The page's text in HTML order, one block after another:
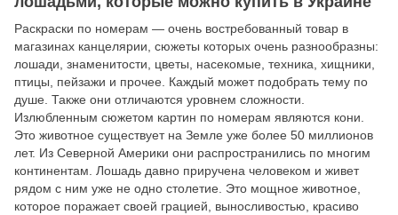
Раскраски по номерам — очень востребованный товар в
магазинах канцелярии, сюжеты которых очень разнообразны:
лошади, знаменитости, цветы, насекомые, техника, хищники,
птицы, пейзажи и прочее. Каждый может подобрать тему по
душе. Также они отличаются уровнем сложности.
Излюбленным сюжетом картин по номерам являются кони.
Это животное существует на Земле уже более 50 миллионов
лет. Из Северной Америки они распространились по многим
континентам. Лошадь давно приручена человеком и живет
рядом с ним уже не одно столетие. Это мощное животное,
которое поражает своей грацией, выносливостью, красиво